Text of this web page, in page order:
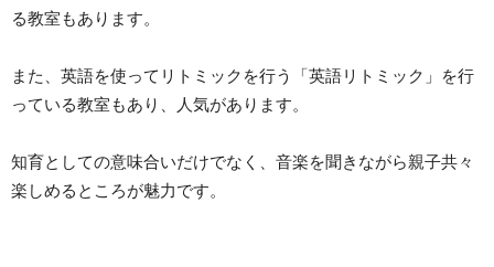
る教室もあります。
また、英語を使ってリトミックを行う「英語リトミック」を行
っている教室もあり、人気があります。
知育としての意味合いだけでなく、音楽を聞きながら親子共々
楽しめるところが魅力です。